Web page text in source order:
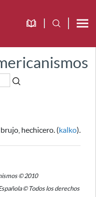
brujo, hechicero. (kalko).
© 2010
© Todos los derechos